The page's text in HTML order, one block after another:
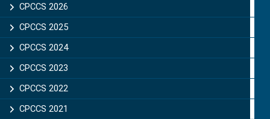
CPCCS 2026
CPCCS 2025
CPCCS 2024
CPCCS 2023
CPCCS 2022
CPCCS 2021